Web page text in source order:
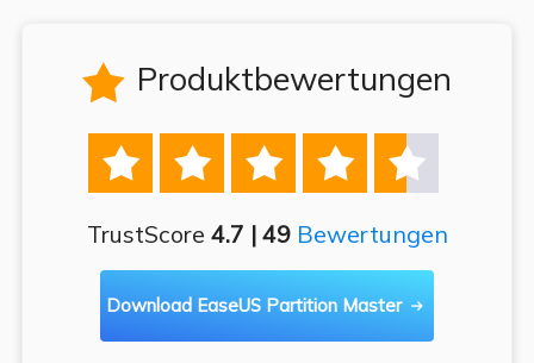
 Produktbewertungen
    
TrustScore 4.7 | 49 Bewertungen
Download EaseUS Partition Master 